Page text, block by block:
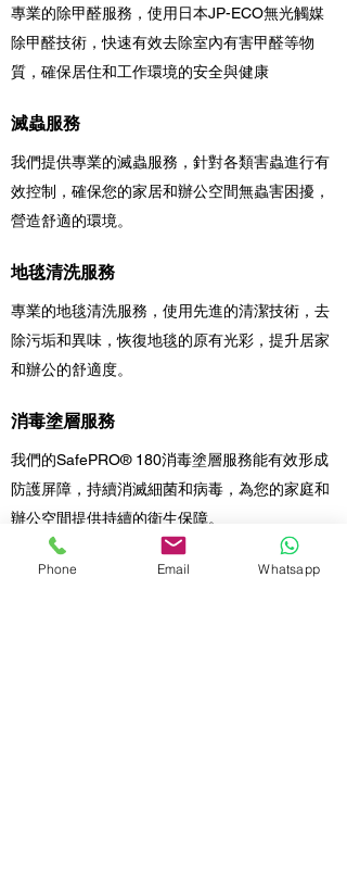
專業的除甲醛服務，使用日本JP-ECO無光觸媒
除甲醛技術，快速有效去除室內有害甲醛等物
質，確保居住和工作環境的安全與健康
滅蟲服務
我們提供專業的滅蟲服務，針對各類害蟲進行有
效控制，確保您的家居和辦公空間無蟲害困擾，
營造舒適的環境。
地毯清洗服務
專業的地毯清洗服務，使用先進的清潔技術，去
除污垢和異味，恢復地毯的原有光彩，提升居家
和辦公的舒適度。
消毒塗層服務
我們的SafePRO® 180消毒塗層服務能有效形成
防護屏障，持續消滅細菌和病毒，為您的家庭和
辦公空間提供持續的衛生保障。
冷氣機清洗服務
Phone Email Whatsapp